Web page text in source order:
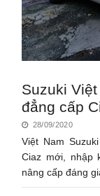
Suzuki
đẳng cấp
28/09/2020
Việt Nam
Ciaz mới, nhập
nâng cấp đáng